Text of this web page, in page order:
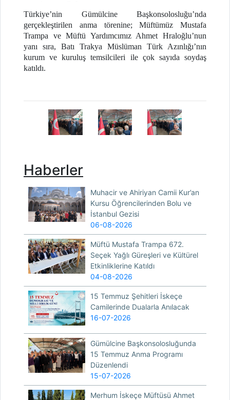
Türkiye’nin Gümülcine Başkonsolosluğu’nda
gerçekleştirilen anma törenine; Müftümüz Mustafa
Trampa ve Müftü Yardımcımız Ahmet Hraloğlu’nun
yanı sıra, Batı Trakya Müslüman Türk Azınlığı’nın
kurum ve kuruluş temsilcileri ile çok sayıda soydaş
katıldı.
Haberler
Muhacir ve Ahiriyan Camii Kur’an
Kursu Öğrencilerinden Bolu ve
İstanbul Gezisi
06-08-2026
Müftü Mustafa Trampa 672.
Seçek Yağlı Güreşleri ve Kültürel
Etkinliklerine Katıldı
04-08-2026
15 Temmuz Şehitleri İskeçe
Camilerinde Dualarla Anılacak
16-07-2026
Gümülcine Başkonsolosluğunda
15 Temmuz Anma Programı
Düzenlendi
15-07-2026
Merhum İskeçe Müftüsü Ahmet